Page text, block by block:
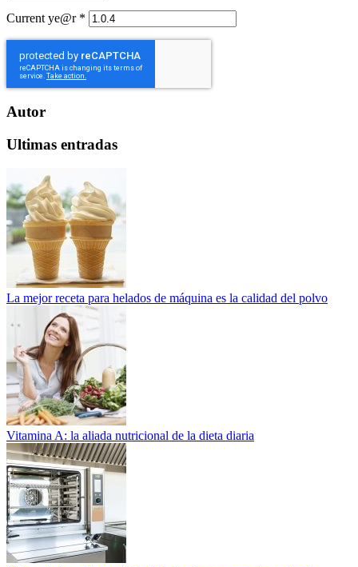
Current ye@r *
Autor
Ultimas entradas
La mejor receta para helados de máquina es la calidad del polvo
Vitamina A: la aliada nutricional de la dieta diaria